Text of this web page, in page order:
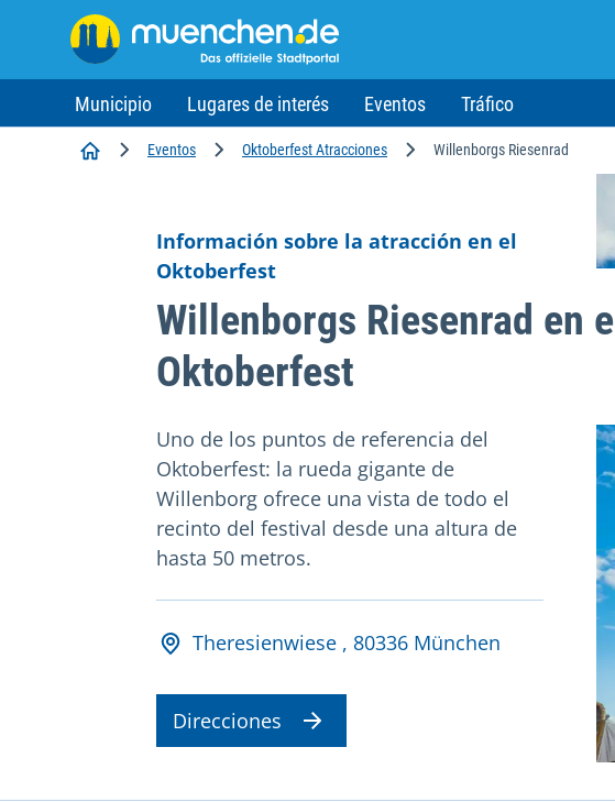
Municipio Lugares de interés Eventos Tráfico
Inicio Eventos Oktoberfest Atracciones Willenborgs Riesenrad
Información sobre la atracción en el
Oktoberfest
Willenborgs Riesenrad en el
Oktoberfest
Uno de los puntos de referencia del
Oktoberfest: la rueda gigante de
Willenborg ofrece una vista de todo el
recinto del festival desde una altura de
hasta 50 metros.
Adresse und Öffnungszeiten
Theresienwiese , 80336 München
Direcciones